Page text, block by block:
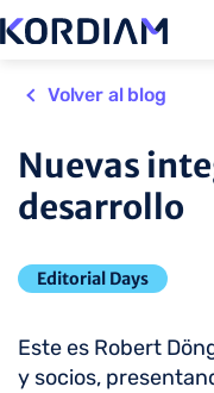
Volver al blog
Nuevas
desarrollo
Editorial Days
Este es Robert
y socios,